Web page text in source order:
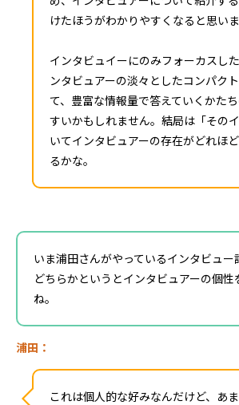
けたほうがわかりやすくなると思いま
インタビュイーにのみフォーカスし
ンタビュアーの淡々としたコンパク
て、豊富な情報量で答えていくかた
すいかもしれません。結局は「その
いてインタビュアーの存在がどれほ
るかな。
いま浦田さんがやっているインタビュー
どちらかというとインタビュアーの個性
ね。
浦田：
これは個人的な好みなんだけど、あ